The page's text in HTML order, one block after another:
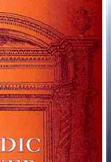
לואיס ג'ייקובס